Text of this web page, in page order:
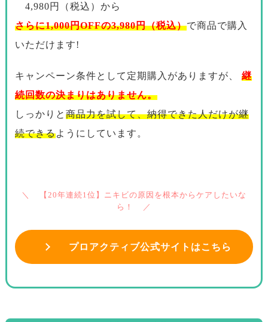
4,980円（税込）から
さらに1,000円OFFの3,980円（税込）で商品で購入
いただけます!
キャンペーン条件として定期購入がありますが、 継
続回数の決まりはありません。
しっかりと 商品力を試して、納得できた人だけが継
続できるようにしています。
【20年連続1位】ニキビの原因を根本からケアしたいな
ら！
プロアクティブ公式サイトはこちら